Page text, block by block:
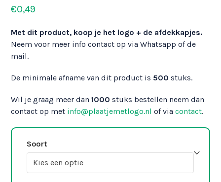
€0,49
Met dit product, koop je het logo + de afdekkapjes.
Neem voor meer info contact op via Whatsapp of de
mail.
De minimale afname van dit product is 500 stuks.
Wil je graag meer dan1000 stuks bestellen neem dan
contact op met info@plaatjemetlogo.nl of viacontact.
Soort